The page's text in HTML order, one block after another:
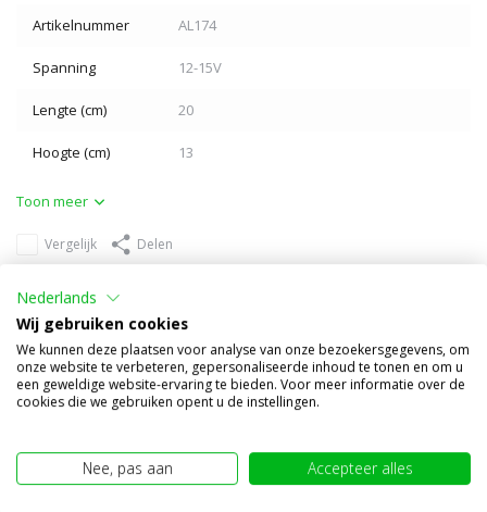
Artikelnummer AL174
Spanning 12-15V
Lengte (cm) 20
Hoogte (cm) 13
Toon meer
Vergelijk Delen
Anderen kochten ook
Nederlands
Wij gebruiken cookies
We kunnen deze plaatsen voor analyse van onze bezoekersgegevens, om
onze website te verbeteren, gepersonaliseerde inhoud te tonen en om u
een geweldige website-ervaring te bieden. Voor meer informatie over de
cookies die we gebruiken opent u de instellingen.
Nee, pas aan Accepteer alles